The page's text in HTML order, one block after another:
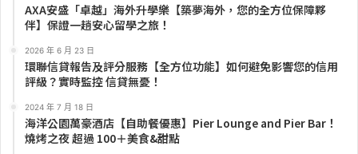
AXA安盛「卓越」海外升學樂【築夢海外，您的全方位保障夥
伴】保證一趟安心留學之旅！
2026 年 6 月 23 日
環聯信貸報告及評分服務【全方位功能】如何避免影響您的信用
評級？實時監控 信貸無憂！
2024 年 7 月 18 日
海洋公園萬豪酒店【自助餐優惠】Pier Lounge and Pier Bar！
燒烤之夜 超過 100＋美食&甜點